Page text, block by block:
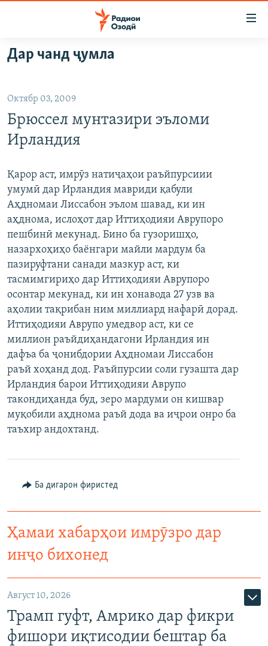
Ҷаҳиш
ба
аслӣ
Ҷаҳиш
ба
феҳристи
аслӣ
Ҷаҳиш
ҷустор
ГӮШАҲО
ҚАЗИЯИ "КРОКУС"
ОСИЁИ МАРКАЗӢ
ФАРҲАНГ
МЕҲМОНИ ОЗОДӢ
ВАРЗИШ
РӮЗГОРИ МУҲОҶИР
САЛОМ, ХОҲАР
ТАҲҚИҚОТ
ҶАНГ ДАР УКРАИНА
НАЗАРИ МАРДУМ
БЛОГИСТОН
ОЗОДӢ ОНЛАЙН
ЧАНДРАСОНАӢ
ВИДЕО
НИГОРИСТОН
ГУЗОРИШҲОИ РАДИОӢ
РӮЙХАТҲО
КИТОБҲОИ ОЗОДӢ
Русский
ПАЙГИРӢ КУНЕД
Ҳамаи сомонаҳои RFE/RL
Дар чанд ҷумла
Октябр 03, 2009
Брюссел мунтазири эъломи
Ирландия
Қарор аст, имрӯз натиҷаҳои раъйпурсиии
умумӣ дар Ирландия мавриди қабули
Аҳдномаи Лиссабон эълом шавад, ки ин
аҳднома, ислоҳот дар Иттиҳодияи Аврупоро
пешбинӣ мекунад. Бино ба гузоришҳо,
назархоҳиҳо баёнгари майли мардум ба
пазируфтани санади мазкур аст, ки
тасмимгириҳо дар Иттиҳодияи Аврупоро
осонтар мекунад, ки ин хонавода 27 узв ва
аҳолии тақрибан ним миллиард нафарӣ дорад.
Иттиҳодияи Аврупо умедвор аст, ки се
миллион раъйдиҳандагони Ирландия ин
дафъа ба ҷонибдории Аҳдномаи Лиссабон
раъй хоҳанд дод. Раъйпурсии соли гузашта дар
Ирландия барои Иттиҳодияи Аврупо
такондиҳанда буд, зеро мардуми он кишвар
муқобили аҳднома раъй дода ва иҷрои онро ба
таъхир андохтанд.
Ба дигарон фиристед
Ҳамаи хабарҳои имрӯзро дар
инҷо бихонед
Август 10, 2026
Трамп гуфт, Амрико дар фикри
фишори иқтисодии бештар ба